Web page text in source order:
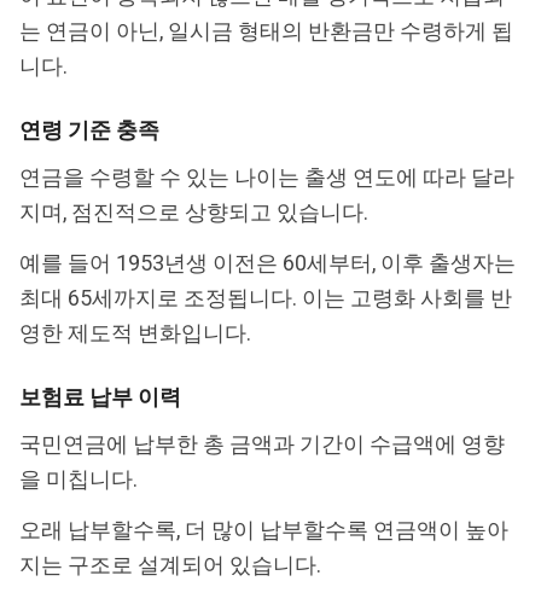
는 연금이 아닌, 일시금 형태의 반환금만 수령하게 됩
니다.
연령 기준 충족
연금을 수령할 수 있는 나이는 출생 연도에 따라 달라
지며, 점진적으로 상향되고 있습니다.
예를 들어 1953년생 이전은 60세부터, 이후 출생자는
최대 65세까지로 조정됩니다. 이는 고령화 사회를 반
영한 제도적 변화입니다.
보험료 납부 이력
국민연금에 납부한 총 금액과 기간이 수급액에 영향
을 미칩니다.
오래 납부할수록, 더 많이 납부할수록 연금액이 높아
지는 구조로 설계되어 있습니다.